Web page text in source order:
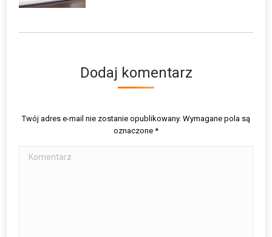
Dodaj komentarz
Twój adres e-mail nie zostanie opublikowany. Wymagane pola są
oznaczone *
Komentarz